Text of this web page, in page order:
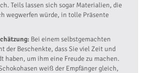
Teils lassen sich sogar Materialien, die
wegwerfen würde, in tolle Präsente
Bei einem selbstgemachten
der Beschenkte, dass Sie viel Zeit und
haben, um ihm eine Freude zu machen.
weiß der Empfänger gleich,